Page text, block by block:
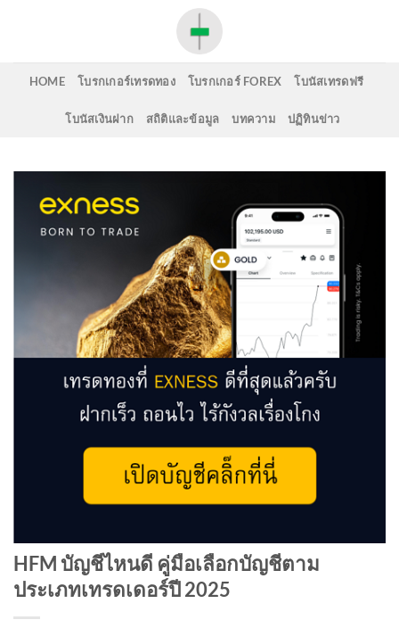
HOME โบรกเกอร์เทรดทอง โบรกเกอร์ FOREX โบนัสเทรดฟรี
โบนัสเงินฝาก สถิติและข้อมูล บทความ ปฏิทินข่าว
HFM บัญชีไหนดี คู่มือเลือกบัญชีตาม
ประเภทเทรดเดอร์ปี 2025